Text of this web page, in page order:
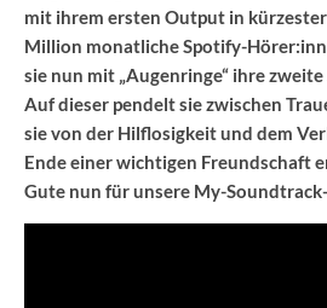
mit ihrem ersten Output in
Million monatliche Spotify-
sie nun mit „Augenringe“ ihre
Auf dieser pendelt sie zwischen
sie von der Hilflosigkeit und dem
Ende einer wichtigen Freundschaft
Gute nun für unsere My-